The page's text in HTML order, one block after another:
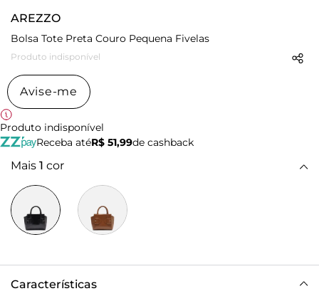
AREZZO
Bolsa Tote Preta Couro Pequena Fivelas
Produto indisponível
Avise-me
Produto indisponível
Receba atéR$ 51,99de cashback
Mais 1 cor
Características